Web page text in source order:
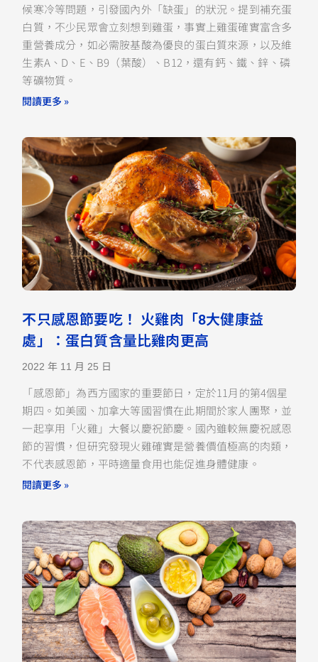
候寒冷等問題，引發國內外「缺蛋」的狀況。提到補充蛋
白質，不少民眾會立刻想到雞蛋，事實上雞蛋確實富含多
重營養成分，如必需胺基酸為優良的蛋白質來源，以及維
生素A、D、E、B9（葉酸）、B12，還有鈣、鐵、鋅、磷
等礦物質。
閱讀更多 »
不只感恩節要吃！ 火雞肉「8大健康益
處」：蛋白質含量比雞肉更高
2022 年 11 月 25 日
「感恩節」為西方國家的重要節日，定於11月的第4個星
期四。如美國、加拿大等國習慣在此期間於家人團聚，並
一起享用「火雞」大餐以慶祝節慶。國內雖較無慶祝感恩
節的習慣，但研究發現火雞確實是營養價值極高的肉類，
不代表感恩節，平時適量食用也能促進身體健康。
閱讀更多 »